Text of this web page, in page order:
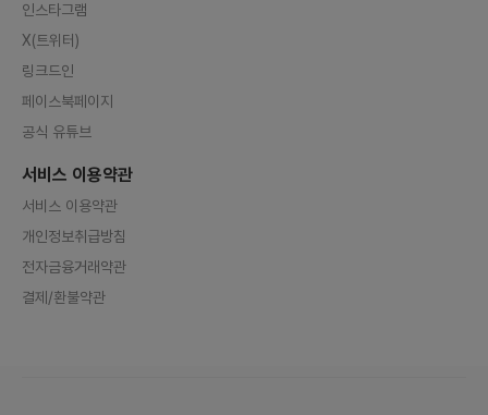
인스타그램
X(트위터)
링크드인
페이스북페이지
공식 유튜브
서비스 이용약관
서비스 이용약관
개인정보취급방침
전자금융거래약관
결제/환불약관